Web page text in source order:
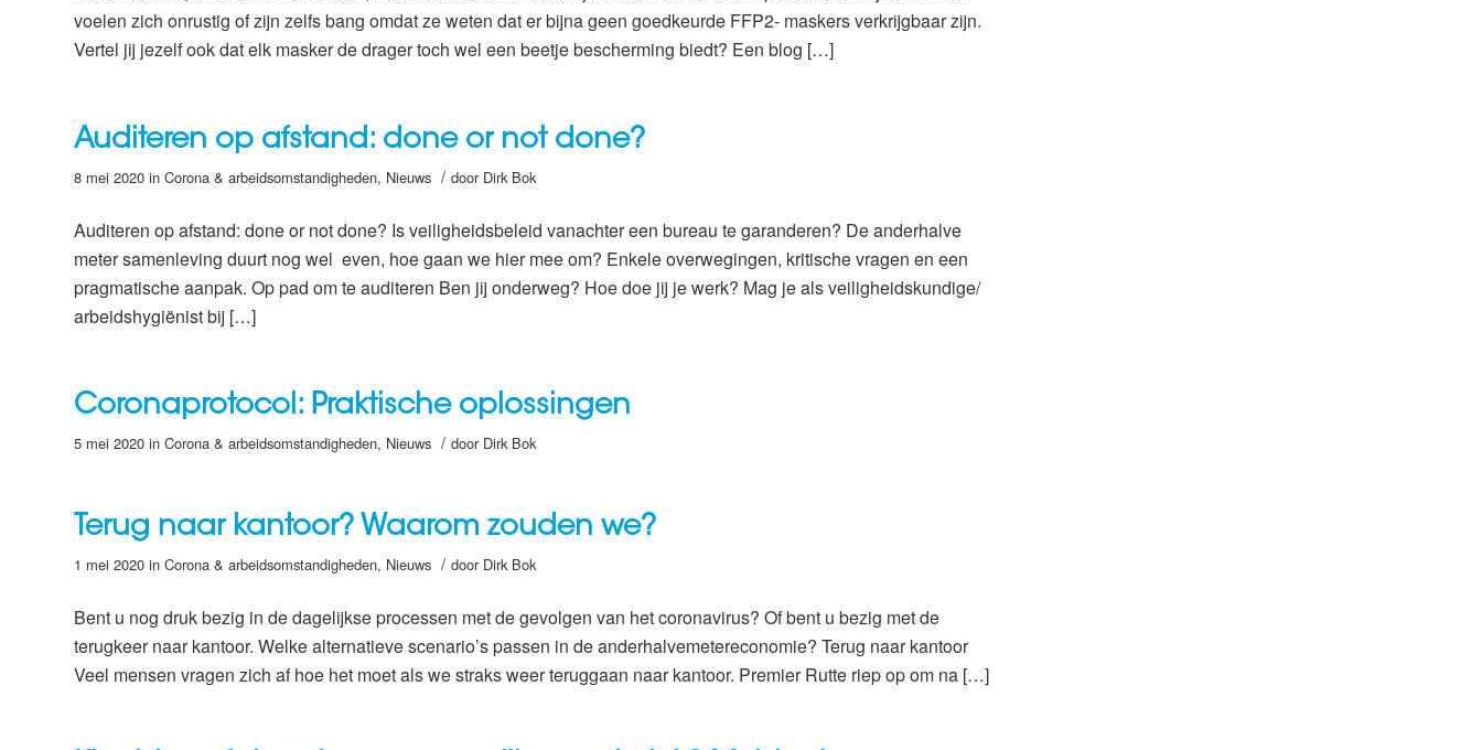
voelen zich onrustig of zijn zelfs bang omdat ze weten dat er bijna geen goedkeurde FFP2- maskers verkrijgbaar zijn.
Vertel jij jezelf ook dat elk masker de drager toch wel een beetje bescherming biedt? Een blog […]
Auditeren op afstand: done or not done?
8 mei 2020 in Corona & arbeidsomstandigheden, Nieuws / door Dirk Bok
Auditeren op afstand: done or not done? Is veiligheidsbeleid vanachter een bureau te garanderen? De anderhalve
meter samenleving duurt nog wel even, hoe gaan we hier mee om? Enkele overwegingen, kritische vragen en een
pragmatische aanpak. Op pad om te auditeren Ben jij onderweg? Hoe doe jij je werk? Mag je als veiligheidskundige/
arbeidshygiënist bij […]
Coronaprotocol: Praktische oplossingen
5 mei 2020 in Corona & arbeidsomstandigheden, Nieuws / door Dirk Bok
Terug naar kantoor? Waarom zouden we?
1 mei 2020 in Corona & arbeidsomstandigheden, Nieuws / door Dirk Bok
Bent u nog druk bezig in de dagelijkse processen met de gevolgen van het coronavirus? Of bent u bezig met de
terugkeer naar kantoor. Welke alternatieve scenario’s passen in de anderhalvemetereconomie? Terug naar kantoor
Veel mensen vragen zich af hoe het moet als we straks weer teruggaan naar kantoor. Premier Rutte riep op om na […]